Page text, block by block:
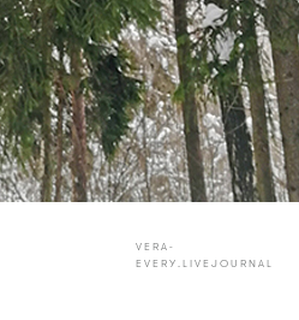
VERA-
EVERY.LIVEJOURNAL